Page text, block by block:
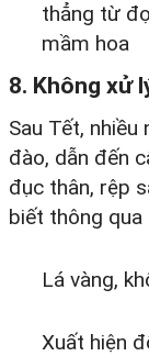
thẳng từ
mầm hoa
8. Không xử
Sau Tết,
đào, dẫn đến
đục thân, rệp
biết thông qua
Lá vàng,
Xuất hiện